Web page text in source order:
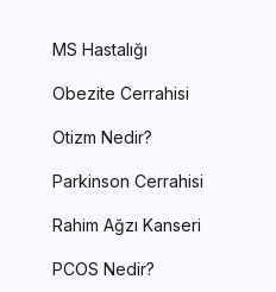
MS Hastalığı
Obezite Cerrahisi
Otizm Nedir?
Parkinson Cerrahisi
Rahim Ağzı Kanseri
PCOS Nedir?